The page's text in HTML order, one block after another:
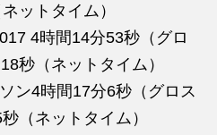
ットタイム）
4時間14分53秒（グロ
秒（ネットタイム）
ン4時間17分6秒（グロス
（ネットタイム）